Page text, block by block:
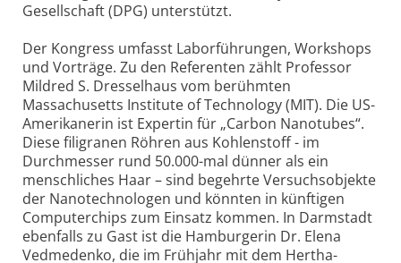
Gesellschaft (DPG) unterstützt.
Der Kongress umfasst Laborführungen, Workshops
und Vorträge. Zu den Referenten zählt Professor
Mildred S. Dresselhaus vom berühmten
Massachusetts Institute of Technology (MIT). Die US-
Amerikanerin ist Expertin für „Carbon Nanotubes“.
Diese filigranen Röhren aus Kohlenstoff - im
Durchmesser rund 50.000-mal dünner als ein
menschliches Haar – sind begehrte Versuchsobjekte
der Nanotechnologen und könnten in künftigen
Computerchips zum Einsatz kommen. In Darmstadt
ebenfalls zu Gast ist die Hamburgerin Dr. Elena
Vedmedenko, die im Frühjahr mit dem Hertha-